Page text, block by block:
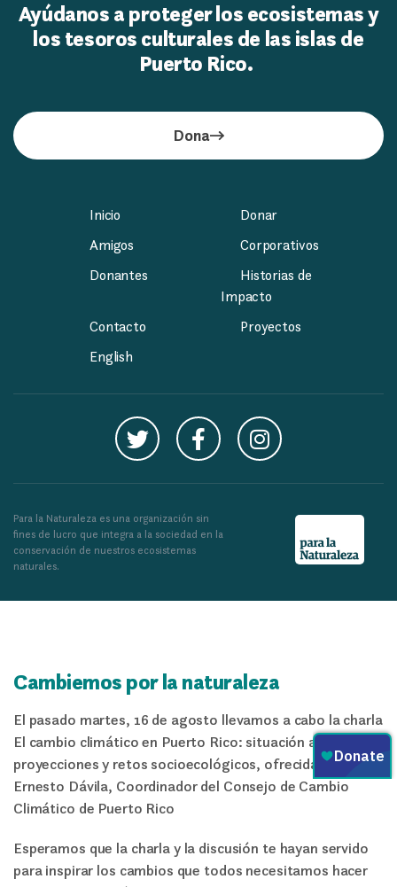
Ayúdanos a proteger los ecosistemas y
los tesoros culturales de las islas de
Puerto Rico.
Dona
Inicio
Donar
Amigos
Corporativos
Donantes
Historias de
Impacto
Contacto
Proyectos
English
Para la Naturaleza es una organización sin
fines de lucro que integra a la sociedad en la
conservación de nuestros ecosistemas
naturales.
Cambiemos por la naturaleza
El pasado martes, 16 de agosto llevamos a cabo la charla
El cambio climático en Puerto Rico: situación actual,
proyecciones y retos socioecológicos, ofrecida por
Ernesto Dávila, Coordinador del Consejo de Cambio
Climático de Puerto Rico
Esperamos que la charla y la discusión te hayan servido
para inspirar los cambios que todos necesitamos hacer